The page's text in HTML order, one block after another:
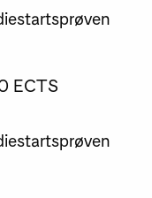
ECTS